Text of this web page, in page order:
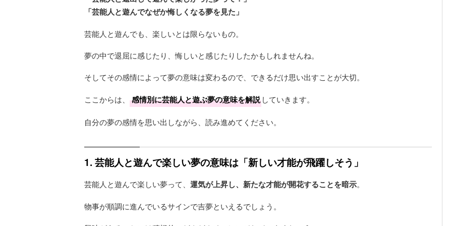
「芸能人と遊んでなぜか悔しくなる夢を見た」
芸能人と遊んでも、楽しいとは限らないもの。
夢の中で退屈に感じたり、悔しいと感じたりしたかもしれませんね。
そしてその感情によって夢の意味は変わるので、できるだけ思い出すことが大切。
ここからは、 感情別に芸能人と遊ぶ夢の意味を解説 していきます。
自分の夢の感情を思い出しながら、読み進めてください。
1. 芸能人と遊んで楽しい夢の意味は「新しい才能が飛躍しそう」
芸能人と遊んで楽しい夢って、 運気が上昇し、新たな才能が開花することを暗示。
物事が順調に進んでいるサインで吉夢といえるでしょう。